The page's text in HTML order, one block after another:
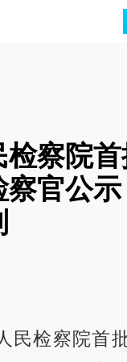
检察院
察官公
民检察院首